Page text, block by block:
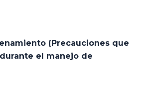
(Precauciones que
el manejo de